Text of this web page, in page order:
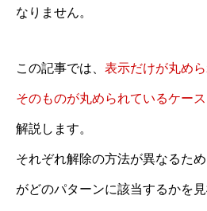
なりません。
この記事では、 表示だけが丸め
そのものが丸められているケース
解説します。
それぞれ解除の方法が異なるた
がどのパターンに該当するかを